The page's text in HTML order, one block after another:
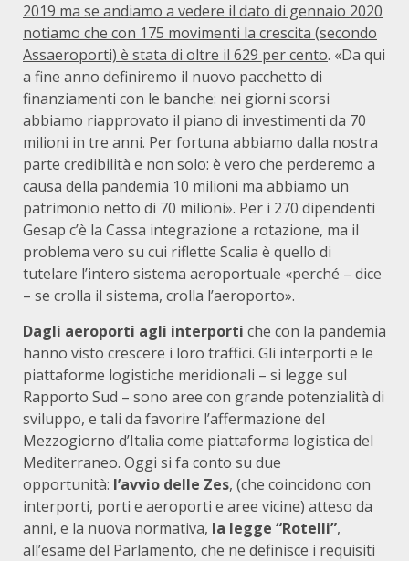
2019 ma se andiamo a vedere il dato di gennaio 2020
notiamo che con 175 movimenti la crescita (secondo
Assaeroporti) è stata di oltre il 629 per cento. «Da qui
a fine anno definiremo il nuovo pacchetto di
finanziamenti con le banche: nei giorni scorsi
abbiamo riapprovato il piano di investimenti da 70
milioni in tre anni. Per fortuna abbiamo dalla nostra
parte credibilità e non solo: è vero che perderemo a
causa della pandemia 10 milioni ma abbiamo un
patrimonio netto di 70 milioni». Per i 270 dipendenti
Gesap c’è la Cassa integrazione a rotazione, ma il
problema vero su cui riflette Scalia è quello di
tutelare l’intero sistema aeroportuale «perché – dice
– se crolla il sistema, crolla l’aeroporto».
Dagli aeroporti agli interporti che con la pandemia
hanno visto crescere i loro traffici. Gli interporti e le
piattaforme logistiche meridionali – si legge sul
Rapporto Sud – sono aree con grande potenzialità di
sviluppo, e tali da favorire l’affermazione del
Mezzogiorno d’Italia come piattaforma logistica del
Mediterraneo. Oggi si fa conto su due
opportunità: l’avvio delle Zes, (che coincidono con
interporti, porti e aeroporti e aree vicine) atteso da
anni, e la nuova normativa, la legge “Rotelli”,
all’esame del Parlamento, che ne definisce i requisiti